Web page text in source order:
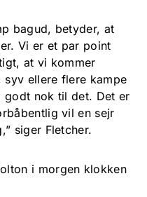
bagud, betyder, at
Vi er et par point
at vi kommer
ellere flere kampe
nok til det. Det er
vil en sejr
siger Fletcher.
i morgen klokken